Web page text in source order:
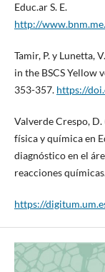
Educ.ar S. E.
http://
Tamir, P. y Lunetta,
in the BSCS Yellow
353-357. https://
Valverde Crespo,
física y química en
diagnóstico en el
reacciones
https://